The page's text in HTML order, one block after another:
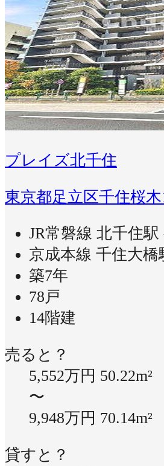
プレイズ北千住
東京都足立区千住桜木
JR常磐線 北千住駅
京成本線 千住大橋
築7年
78戸
14階建
売ると？
5,552万円 50.22m²
〜
9,948万円 70.14m²
貸すと？